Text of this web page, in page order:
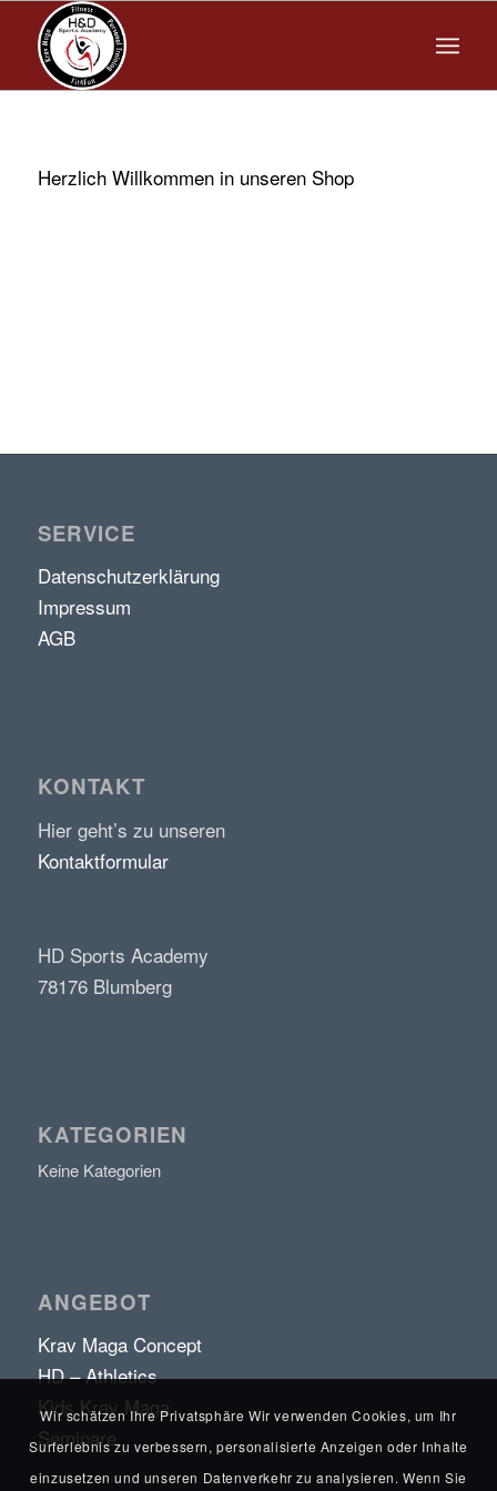
Herzlich Willkommen in unseren Shop
SERVICE
Datenschutzerklärung
Impressum
AGB
KONTAKT
Hier geht’s zu unseren
Kontaktformular
HD Sports Academy
78176 Blumberg
KATEGORIEN
Keine Kategorien
ANGEBOT
Krav Maga Concept
HD – Athletics
Kids Krav Maga
Seminare
Wir schätzen Ihre Privatsphäre Wir verwenden Cookies, um Ihr
Surferlebnis zu verbessern, personalisierte Anzeigen oder Inhalte
einzusetzen und unseren Datenverkehr zu analysieren. Wenn Sie